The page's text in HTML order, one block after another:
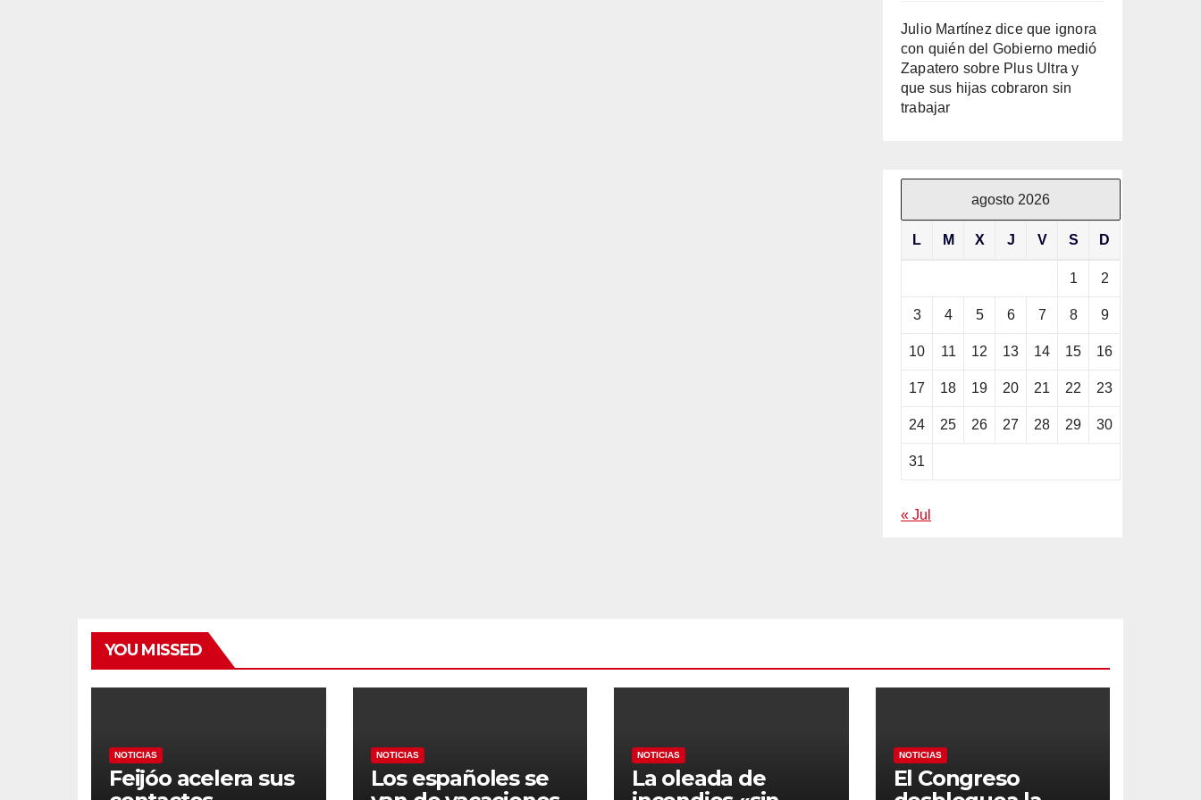
Julio Martínez dice que ignora
con quién del Gobierno medió
Zapatero sobre Plus Ultra y
que sus hijas cobraron sin
trabajar
agosto 2026
L M X J V S D
1 2
3 4 5 6 7 8 9
10 11 12 13 14 15 16
17 18 19 20 21 22 23
24 25 26 27 28 29 30
31
« Jul
YOU MISSED
NOTICIAS
Feijóo acelera sus
NOTICIAS
Los españoles se
NOTICIAS
La oleada de
NOTICIAS
El Congreso